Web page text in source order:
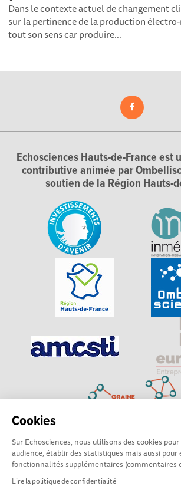
Cookies
Sur Echosciences, nous utilisons des cookies
audience, établir des statistiques mais aussi
fonctionnalités supplémentaires (commentaires
Lire la politique de confidentialité
Dans le contexte actuel de changement
sur la pertinence de la production
tout son sens car produire...
Echosciences Hauts-de-France est
contributive animée par
soutien de la Région Hauts-
Explorer, s’exprimer, rentrer en contact :
Hauts-de-France est le réseau social des
sciences et de technologies du territoire